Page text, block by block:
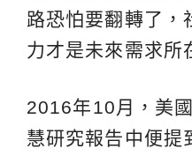
路恐怕要翻轉了，
力才是未來需求所
2016年10月，美
慧研究報告中便提